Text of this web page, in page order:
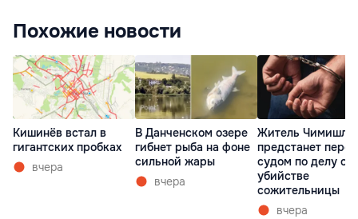
Похожие новости
Кишинёв встал в
гигантских пробках
вчера
В Данченском озере
гибнет рыба на фоне
сильной жары
вчера
Житель
предстанет перед
судом по делу об
убийстве
сожительницы
вчера